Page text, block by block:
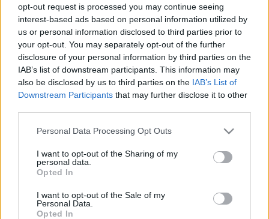
opt-out request is processed you may continue seeing
interest-based ads based on personal information utilized by
us or personal information disclosed to third parties prior to
your opt-out. You may separately opt-out of the further
disclosure of your personal information by third parties on the
IAB’s list of downstream participants. This information may
also be disclosed by us to third parties on the IAB’s List of
Downstream Participants that may further disclose it to other
Please note that this website/app uses one or more Google
not limited to your visit or usage behaviour. You may click to
grant or deny consent to Google and its third-party tags to
use your data for below specified purposes in below Google
consent section.
Personal Data Processing Opt Outs
I want to opt-out of the Sharing of my
personal data.
Opted In
I want to opt-out of the Sale of my
Personal Data.
Opted In
Az élőben is működőképes Occam projektben a
Neo-frontleányHodosi Enikőis új oldaláról
mutatkozik be, hiszen nem csak billentyűs
hangszereken játszik, de olyan stílusban énekel, ami
nem jellemezte korábbi együtteseiben (rajta kívül
mégKiss Árpádtrombitás-billentyűs ésKovács
Bálintgitáros jelenti a tagságot Lázár mellett). A
koncerten a vizuális körítést Kemuri videómontázsai
szolgáltatják, de azokon túl egy egyszeri
performansz is része lesz ennek az estének.
: 1800-2200 Ft
a koncert Facebook-eseményoldala: